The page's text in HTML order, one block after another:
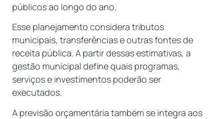
públicos ao longo do ano.
Esse planejamento considera tributos
municipais, transferências e outras fontes de
receita pública. A partir dessas estimativas, a
gestão municipal define quais programas,
serviços e investimentos poderão ser
executados.
A previsão orçamentária também se integra aos